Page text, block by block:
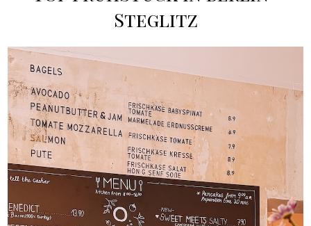
Steglitz